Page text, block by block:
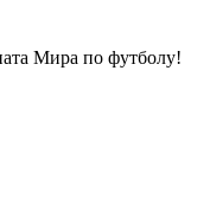
Мира по футболу!